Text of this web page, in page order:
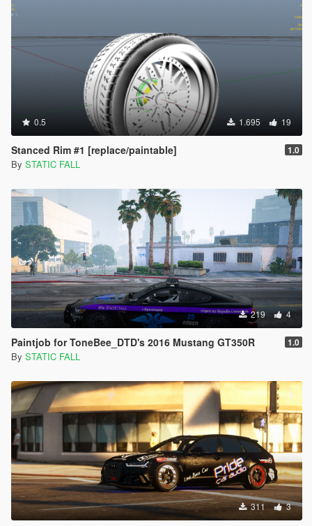
0.5 1.695 19
Stanced Rim #1 [replace/paintable] 1.0
By STATIC FALL
219 4
Paintjob for ToneBee_DTD's 2016 Mustang GT350R 1.0
By STATIC FALL
311 3